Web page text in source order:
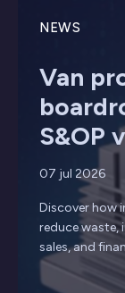
NEWS
Van
S&OP
07 jul 2026
Discover how
reduce waste,
sales, and